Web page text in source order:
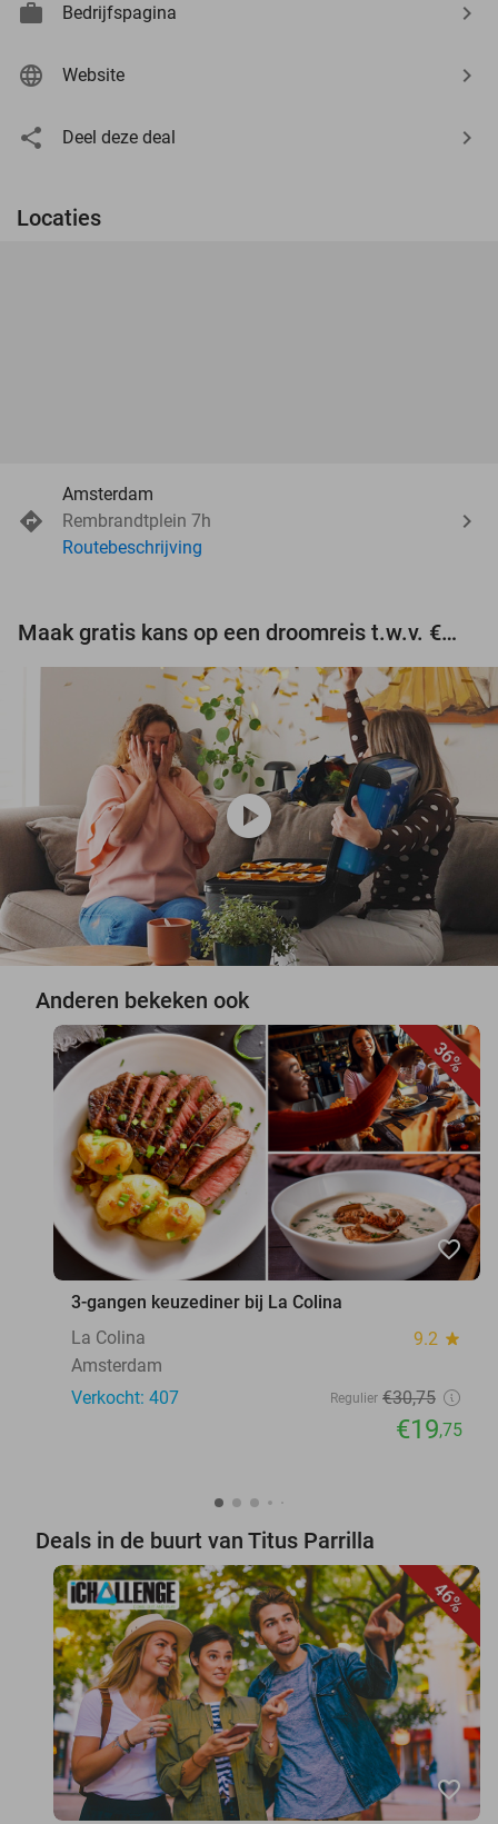
Bedrijfspagina
Website
Deel deze deal
Locaties
Amsterdam
Rembrandtplein 7h
Routebeschrijving
Maak gratis kans op een droomreis t.w.v. €3.000!
play_circle
Anderen bekeken ook
36%
favorite_border
3-gangen keuzediner bij La Colina
La Colina
9.2 star
Amsterdam
Verkocht: 407
Regulier €30,75
€19,75
Deals in de buurt van Titus Parrilla
46%
favorite_border